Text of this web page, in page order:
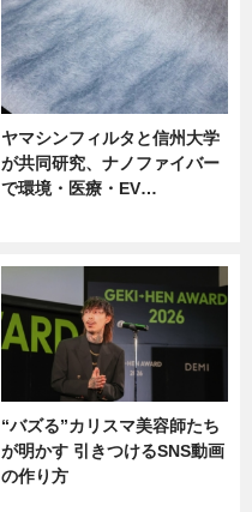
ヤマシンフィルタと信州大学
が共同研究、ナノファイバー
で環境・医療・EV…
“バズる”カリスマ美容師たち
が明かす 引きつけるSNS動画
の作り方